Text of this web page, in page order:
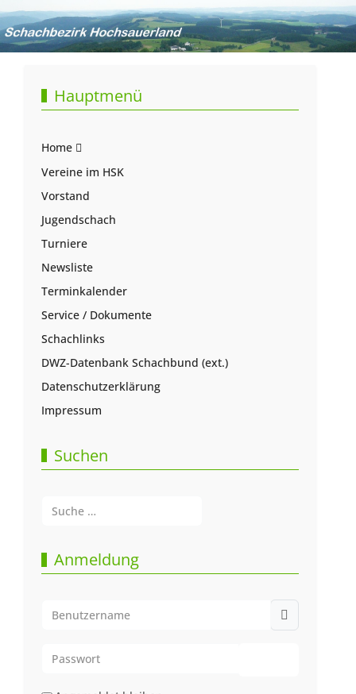
Hauptmenü
Home
Vereine im HSK
Vorstand
Jugendschach
Turniere
Newsliste
Terminkalender
Service / Dokumente
Schachlinks
DWZ-Datenbank Schachbund (ext.)
Datenschutzerklärung
Impressum
Suchen
Anmeldung